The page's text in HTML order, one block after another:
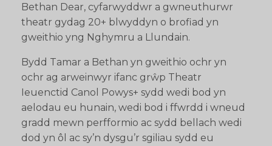
Bethan Dear, cyfarwyddwr a gwneuthurwr
theatr gydag 20+ blwyddyn o brofiad yn
gweithio yng Nghymru a Llundain.
Bydd Tamar a Bethan yn gweithio ochr yn
ochr ag arweinwyr ifanc grŵp Theatr
Ieuenctid Canol Powys+ sydd wedi bod yn
aelodau eu hunain, wedi bod i ffwrdd i wneud
gradd mewn perfformio ac sydd bellach wedi
dod yn ôl ac sy’n dysgu’r sgiliau sydd eu